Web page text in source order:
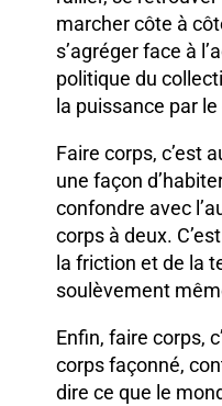
marcher côte à
s’agréger face à
politique du
la puissance par
Faire corps, c’est
une façon
confondre avec
corps à deux.
la friction et de la
soulèvement
Enfin, faire corps,
corps façonné,
dire ce que le